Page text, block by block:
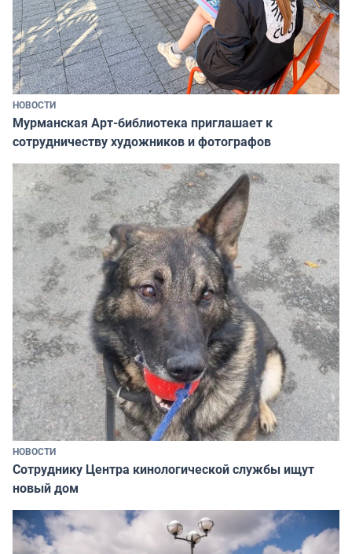
НОВОСТИ
Мурманская Арт-библиотека приглашает к
сотрудничеству художников и фотографов
НОВОСТИ
Сотруднику Центра кинологической службы ищут
новый дом